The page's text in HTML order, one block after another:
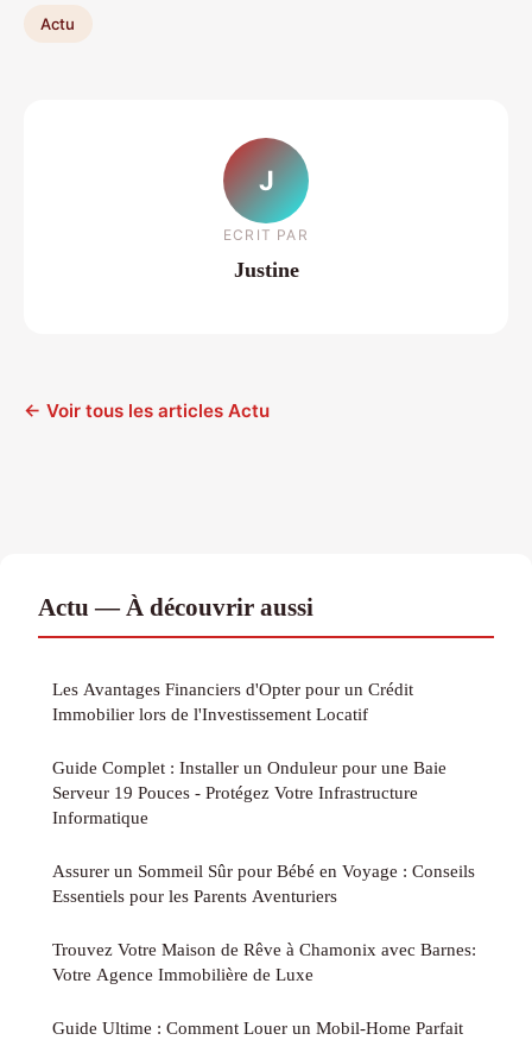
Actu
J
ECRIT PAR
Justine
← Voir tous les articles Actu
Actu — À découvrir aussi
Les Avantages Financiers d'Opter pour un Crédit
Immobilier lors de l'Investissement Locatif
Guide Complet : Installer un Onduleur pour une Baie
Serveur 19 Pouces - Protégez Votre Infrastructure
Informatique
Assurer un Sommeil Sûr pour Bébé en Voyage : Conseils
Essentiels pour les Parents Aventuriers
Trouvez Votre Maison de Rêve à Chamonix avec Barnes:
Votre Agence Immobilière de Luxe
Guide Ultime : Comment Louer un Mobil-Home Parfait